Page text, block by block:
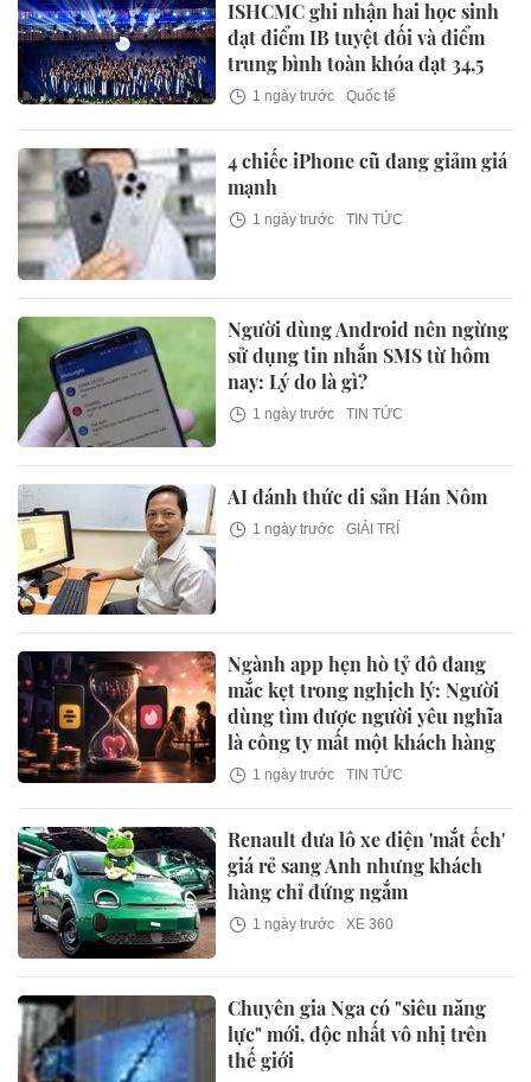
ISHCMC ghi nhận hai học sinh
đạt điểm IB tuyệt đối và điểm
trung bình toàn khóa đạt 34,5
1 ngày trước Quốc tế
4 chiếc iPhone cũ đang giảm giá
mạnh
1 ngày trước TIN TỨC
Người dùng Android nên ngừng
sử dụng tin nhắn SMS từ hôm
nay: Lý do là gì?
1 ngày trước TIN TỨC
AI đánh thức di sản Hán Nôm
1 ngày trước GIẢI TRÍ
Ngành app hẹn hò tỷ đô đang
mắc kẹt trong nghịch lý: Người
dùng tìm được người yêu nghĩa
là công ty mất một khách hàng
1 ngày trước TIN TỨC
Renault đưa lô xe điện 'mắt ếch'
giá rẻ sang Anh nhưng khách
hàng chỉ đứng ngắm
1 ngày trước XE 360
Chuyên gia Nga có "siêu năng
lực" mới, độc nhất vô nhị trên
thế giới